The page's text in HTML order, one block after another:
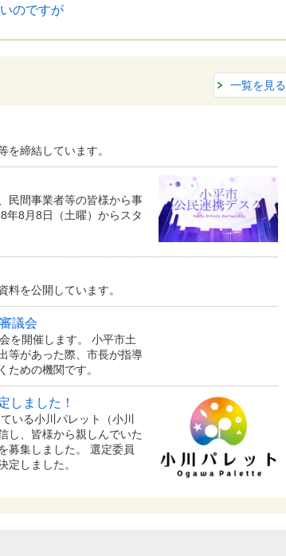
のですが
一覧を見る
を締結しています。
民間事業者等の皆様から事
年8月8日（土曜）からスタ
料を公開しています。
議会
を開催します。 小平市土
等があった際、市長が指導
ための機関です。
しました！
いる⼩川パレット（小川
し、皆様から親しんでいた
募集しました。 選定委員
定しました。